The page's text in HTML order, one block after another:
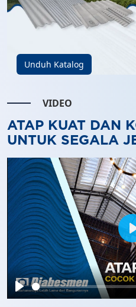
Unduh Katalog
VIDEO
ATAP KUAT DAN
UNTUK SEGALA
Play